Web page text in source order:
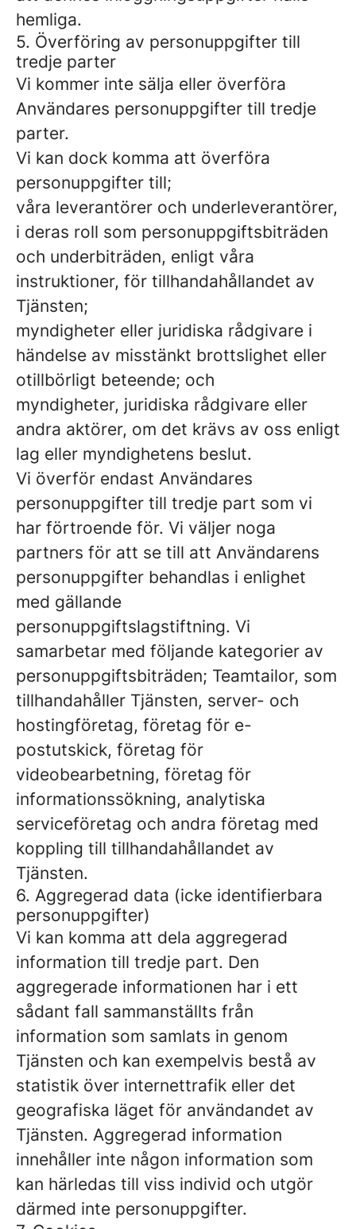
hemliga.
5. Överföring av personuppgifter till
tredje parter
Vi kommer inte sälja eller överföra
Användares personuppgifter till tredje
parter.
Vi kan dock komma att överföra
personuppgifter till;
våra leverantörer och underleverantörer,
i deras roll som personuppgiftsbiträden
och underbiträden, enligt våra
instruktioner, för tillhandahållandet av
Tjänsten;
myndigheter eller juridiska rådgivare i
händelse av misstänkt brottslighet eller
otillbörligt beteende; och
myndigheter, juridiska rådgivare eller
andra aktörer, om det krävs av oss enligt
lag eller myndighetens beslut.
Vi överför endast Användares
personuppgifter till tredje part som vi
har förtroende för. Vi väljer noga
partners för att se till att Användarens
personuppgifter behandlas i enlighet
med gällande
personuppgiftslagstiftning. Vi
samarbetar med följande kategorier av
personuppgiftsbiträden; Teamtailor, som
tillhandahåller Tjänsten, server- och
hostingföretag, företag för e-
postutskick, företag för
videobearbetning, företag för
informationssökning, analytiska
serviceföretag och andra företag med
koppling till tillhandahållandet av
Tjänsten.
6. Aggregerad data (icke identifierbara
personuppgifter)
Vi kan komma att dela aggregerad
information till tredje part. Den
aggregerade informationen har i ett
sådant fall sammanställts från
information som samlats in genom
Tjänsten och kan exempelvis bestå av
statistik över internettrafik eller det
geografiska läget för användandet av
Tjänsten. Aggregerad information
innehåller inte någon information som
kan härledas till viss individ och utgör
därmed inte personuppgifter.